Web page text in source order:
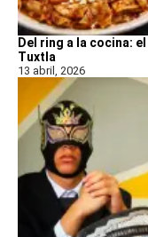
Del ring a la cocina:
Tuxtla
13 abril, 2026